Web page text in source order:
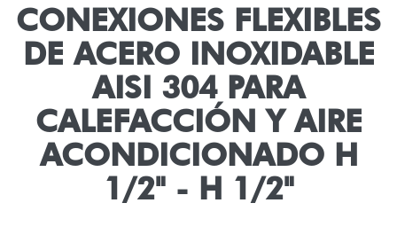
CONEXIONES FLEXIBLES
DE ACERO INOXIDABLE
AISI 304 PARA
CALEFACCIÓN Y AIRE
ACONDICIONADO H
1/2" - H 1/2"